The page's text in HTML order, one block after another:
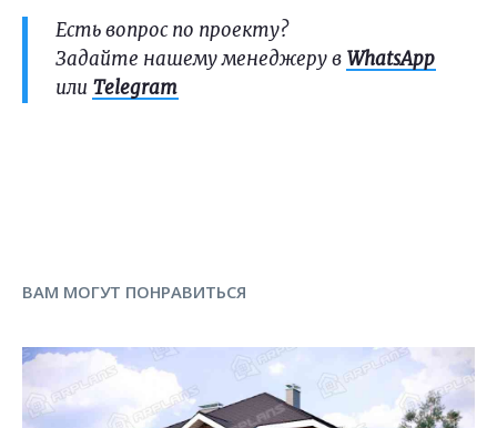
Есть вопрос по проекту?
Задайте нашему менеджеру в WhatsApp
или Telegram
ВАМ МОГУТ ПОНРАВИТЬСЯ